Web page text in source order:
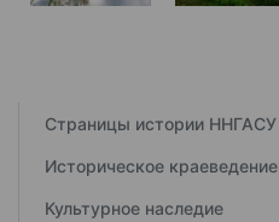
Страницы истории ННГАСУ
Историческое краеведение
Культурное наследие